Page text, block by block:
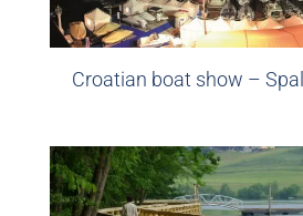
Croatian boat show –